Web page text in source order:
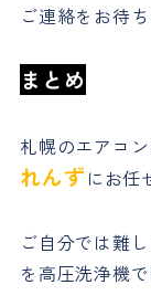
ご連絡をお待
まとめ
札幌のエアコ
れんず にお任
ご自分では難
を高圧洗浄機